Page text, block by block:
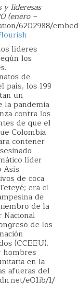
y lideresas
(enero –
6202988/
líderes
los
de
país, los 199
un
la pandemia
contra los
de que el
Colombia
contener
líder
Asís.
de coca
era el
de
de la
Nacional
de los
(CCEEU).
hombres
en la
afueras del
eO1ib/1/